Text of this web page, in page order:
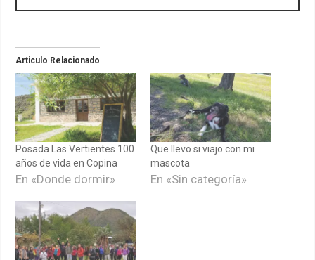
Articulo Relacionado
Posada Las Vertientes 100
años de vida en Copina
En «Donde dormir»
Que llevo si viajo con mi
mascota
En «Sin categoría»